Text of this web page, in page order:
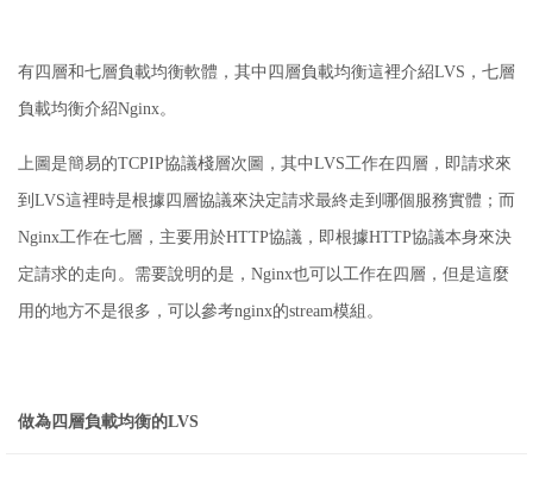
有四層和七層負載均衡軟體，其中四層負載均衡這裡介紹LVS，七層
負載均衡介紹Nginx。
上圖是簡易的TCPIP協議棧層次圖，其中LVS工作在四層，即請求來
到LVS這裡時是根據四層協議來決定請求最終走到哪個服務實體； 而
Nginx工作在七層，主要用於HTTP協議，即根據HTTP協議本身來決
定請求的走向。 需要說明的是，Nginx也可以工作在四層，但是這麼
用的地方不是很多，可以參考nginx的stream模組。
做為四層負載均衡的LVS